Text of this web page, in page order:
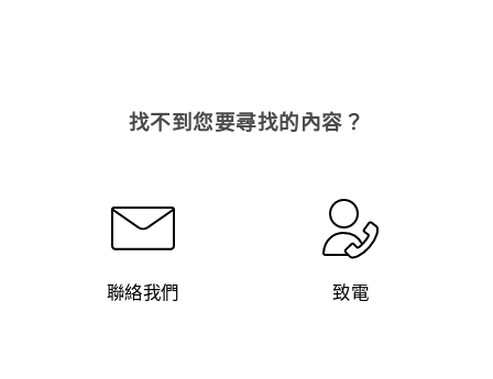
找不到您要尋找的內容？
聯絡我們 致電